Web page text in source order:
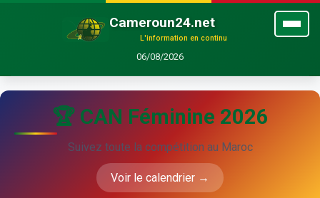
Cameroun24.net
L'information en continu
06/08/2026
🏆 CAN Féminine 2026
Suivez toute la compétition au Maroc
Voir le calendrier →